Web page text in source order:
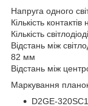
Напруга одного
Кількість
Кількість
Відстань між
82 мм
Відстань між
Маркування
D2GE-